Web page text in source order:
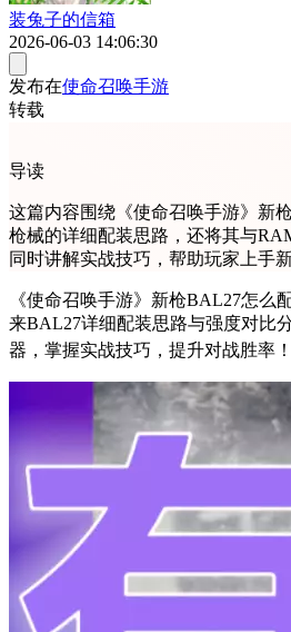
装兔子的信箱
2026-06-03 14:06:30
发布在使命召唤手游
转载
导读
这篇内容围绕《使命召唤手游》新
枪械的详细配装思路，还将其与
同时讲解实战技巧，帮助玩家上手
《使命召唤手游》新枪BAL27怎么
来BAL27详细配装思路与强度对比
器，掌握实战技巧，提升对战胜率